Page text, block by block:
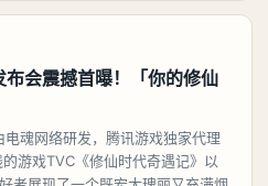
布会震撼首曝！「你的修仙
魂网络研发，腾讯游戏独家代理
游戏TVC《修仙时代奇遇记》以